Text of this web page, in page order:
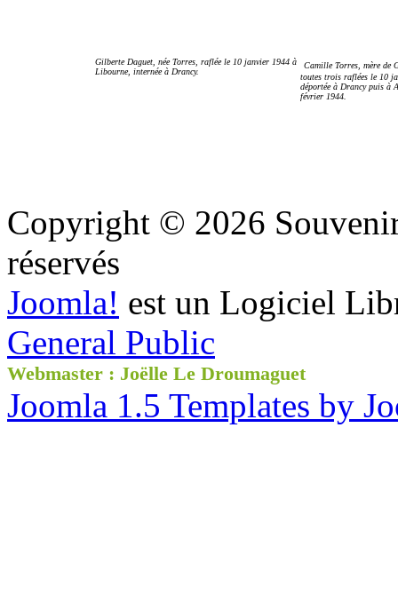
Gilberte Daguet, née Torres, raflée le 10 janvier 1944 à
Libourne, internée à Drancy.
Camille Torres, mère de
toutes trois raflées le 10
déportée à Drancy puis à
février 1944.
Copyright © 2026
réservés
Joomla! est un Logiciel
General Public
Webmaster : Joëlle Le Droumaguet
Joomla 1.5 Templates by